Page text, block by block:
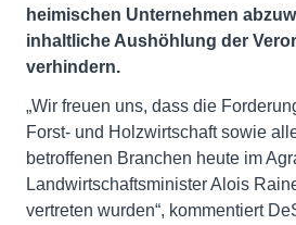
heimischen Unternehmen
inhaltliche Aushöhlung der
verhindern.
„Wir freuen uns, dass die
Forst- und Holzwirtschaft sowie
betroffenen Branchen heute im
Landwirtschaftsminister Alois
vertreten wurden“, kommentiert